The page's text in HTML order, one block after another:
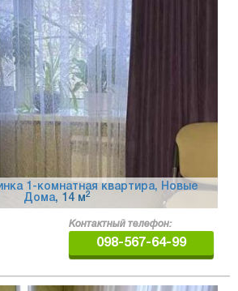
1-комнатная квартира, Новые
Дома, 14 м 2
Контактный телефон:
098-567-64-99